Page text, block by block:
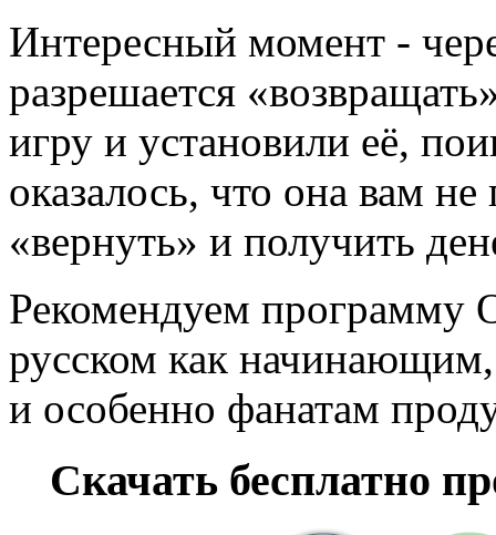
Интересный момент -
разрешается
игру и установили её,
оказалось, что она вам
«вернуть» и получить
Рекомендуем программу
русском как
и особенно фанатам
Скачать бесплатно